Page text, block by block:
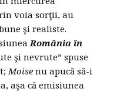
voia sorţii, au
şi realiste.
România în
şi nevrute” spuse
Moise nu apucă să-i
aşa că emisiunea